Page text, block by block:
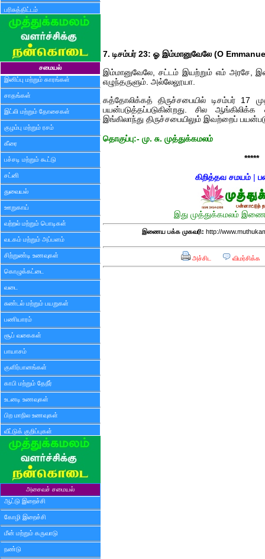
பரிசுத்திட்டம்
சமையல்
இனிப்பு மற்றும் காரங்கள்
சாதங்கள்
இட்லி மற்றும் தோசைகள்
குழம்பு மற்றும் ரசம்
கீரை
பச்சடி மற்றும் கூட்டு
சட்னி
துவையல்
ஊறுகாய்
வற்றல் மற்றும் பொடிகள்
வடகம் மற்றும் அப்பளம்
சிற்றுண்டி உணவுகள்
கொழுக்கட்டை
வடை
சுண்டல் மற்றும் பயறுகள்
பணியாரம்
சூப் வகைகள்
பாயாசம்
குளிர்பானங்கள்
காபி மற்றும் தேநீர்
உடனடி உணவுகள்
பிற மாநில உணவுகள்
வீட்டுக் குறிப்புகள்
அசைவச் சமையல்
ஆட்டு இறைச்சி
கோழி இறைச்சி
மீன் மற்றும் கருவாடு
நண்டு
7. டிசம்பர் 23: ஓ இம்மானுவேலே (O
இம்மானுவேலே, சட்டம் இயற்றும் எம்
எழுந்தருளும். அல்லேலூயா.
கத்தோலிக்கத் திருச்சபையில் டிசம்பர் 17
பயன்படுத்தப்படுகின்றது. சில ஆங்கிலிக்க
இங்கிலாந்து திருச்சபையிலும் இவற்றைப்
தொகுப்பு:- மு. சு. முத்துக்கமலம்
*****
கிறித்தவ சமயம்
இது முத்துக்கமலம்
இணைய பக்க முகவரி: http://
அச்சிட விமர்சிக்க